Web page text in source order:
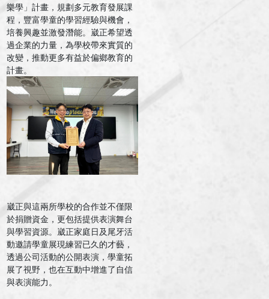
樂學」計畫，規劃多元教育發展課
程，豐富學童的學習經驗與機會，
培養興趣並激發潛能。崴正希望透
過企業的力量，為學校帶來實質的
改變，推動更多有益於偏鄉教育的
計畫。
崴正與這兩所學校的合作並不僅限
於捐贈資金，更包括提供表演舞台
與學習資源。崴正家庭日及尾牙活
動邀請學童展現練習已久的才藝，
透過公司活動的公開表演，學童拓
展了視野，也在互動中增進了自信
與表演能力。